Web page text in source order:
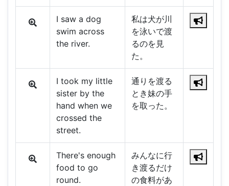
I saw a dog
swim across
the river.
私は犬が川
を泳いで渡
るのを見
た。
I took my little
sister by the
hand when we
crossed the
street.
通りを渡る
とき妹の手
を取った。
There's enough
food to go
round.
みんなに行
き渡るだけ
の食料があ